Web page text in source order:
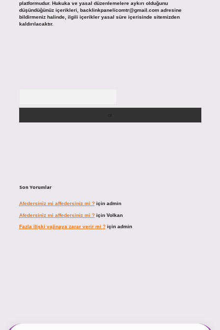
platformudur. Hukuka ve yasal düzenlemelere aykırı olduğunu
düşündüğünüz içerikleri, backlinkpanelicomtr@gmail.comadresine
bildirmeniz halinde, ilgili içerikler yasal süre içerisinde sitemizden
kaldırılacaktır.
Son Yorumlar
Afedersiniz mi affedersiniz mi ?için admin
Afedersiniz mi affedersiniz mi ?için Volkan
Fazla ilişki vajinaya zarar verir mi ?için admin